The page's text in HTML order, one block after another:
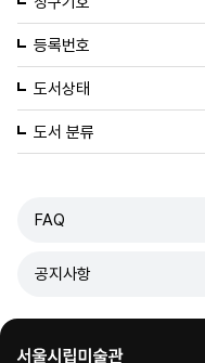
등록번호
도서상태
도서 분류
FAQ
공지사항